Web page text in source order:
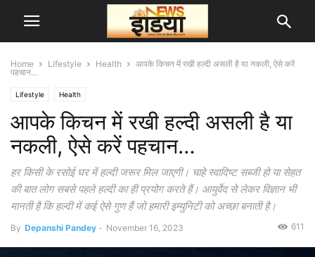
Home Lifestyle Health
आपके किचन में रखी हल्दी असली है या नकली, ऐसे करें
पहचान…
Lifestyle Health
आपके किचन में रखी हल्दी असली है या
नकली, ऐसे करें पहचान…
हर किसी के रसोई घर में हल्दी जरूर मिल जाएगी। चाहे स्वादिष्ट सब्जी हो या सेहत
की बात लोग सबसे पहले हल्दी का ही प्रयोग करते हैं। आयुर्वेद से लेकर विज्ञान भी
मानती है कि हल्दी में कई ऐसे गुण हैं जो हमारी इम्युनिटी को अच्छा बनाती है।
By Depanshi Pandey - November 16, 2023 611